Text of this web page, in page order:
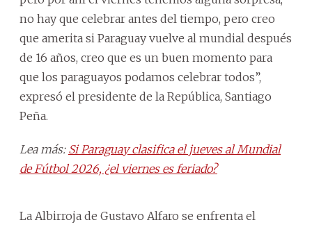
no hay que celebrar antes del tiempo, pero creo
que amerita si Paraguay vuelve al mundial después
de 16 años, creo que es un buen momento para
que los paraguayos podamos celebrar todos”,
expresó el presidente de la República, Santiago
Peña.
Lea más: Si Paraguay clasifica el jueves al Mundial
de Fútbol 2026, ¿el viernes es feriado?
La Albirroja de Gustavo Alfaro se enfrenta el